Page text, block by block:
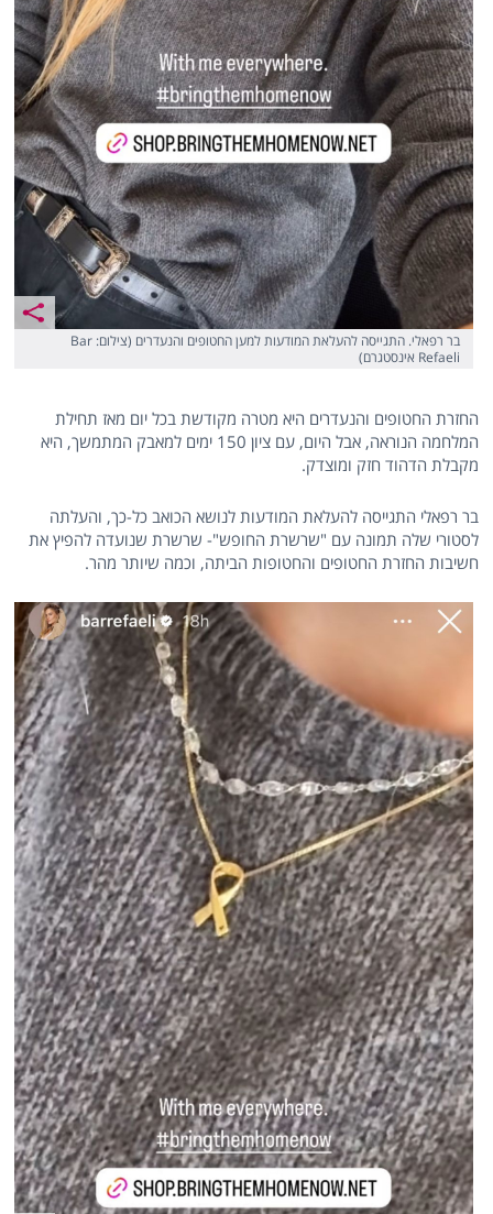
בר רפאלי. התגייסה להעלאת המודעות למען החטופים והנעדרים (צילום: Bar
Refaeli אינסטגרם)
החזרת החטופים והנעדרים היא מטרה מקודשת בכל יום מאז תחילת
המלחמה הנוראה, אבל היום, עם ציון 150 ימים למאבק המתמשך, היא
מקבלת הדהוד חזק ומוצדק.
בר רפאלי התגייסה להעלאת המודעות לנושא הכואב כל-כך, והעלתה
לסטורי שלה תמונה עם "שרשרת החופש"- שרשרת שנועדה להפיץ את
חשיבות החזרת החטופים והחטופות הביתה, וכמה שיותר מהר.